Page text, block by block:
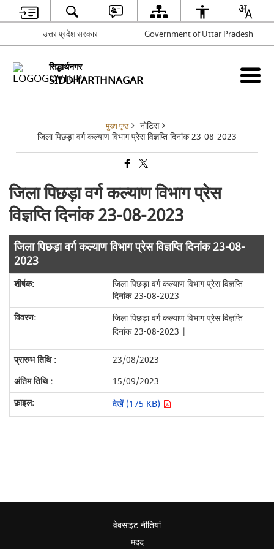
उत्तर प्रदेश सरकार Government of Uttar Pradesh
सिद्धार्थनगर
SIDDHARTHNAGAR
मुख्य पृष्ठ
नोटिस
जिला पिछड़ा वर्ग कल्याण विभाग प्रेस विज्ञप्ति दिनांक 23-08-2023
जिला पिछड़ा वर्ग कल्याण विभाग प्रेस
विज्ञप्ति दिनांक 23-08-2023
जिला पिछड़ा वर्ग कल्याण विभाग प्रेस विज्ञप्ति दिनांक 23-08-
2023
जिला पिछड़ा वर्ग कल्याण विभाग प्रेस विज्ञप्ति
दिनांक 23-08-2023
जिला पिछड़ा वर्ग कल्याण विभाग प्रेस विज्ञप्ति
दिनांक 23-08-2023 |
23/08/2023
15/09/2023
देखें (175 KB)
वेबसाइट नीतियां
मदद